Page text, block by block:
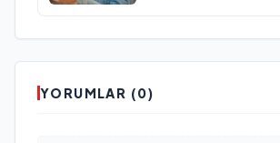
YORUMLAR (0)